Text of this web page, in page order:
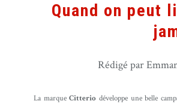
Quand on peut
Rédigé par
La marqueCitterio développe une belle